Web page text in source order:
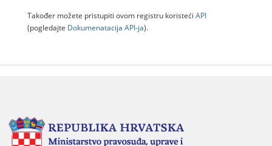
Također možete pristupiti ovom registru koristeći API
(pogledajte Dokumenаtаcijа API-jа).